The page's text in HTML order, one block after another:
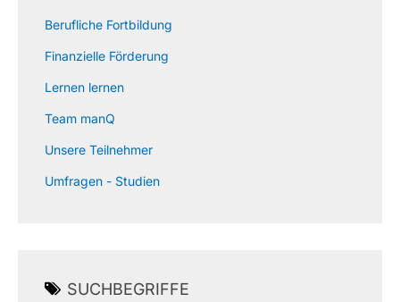
Berufliche Fortbildung
Finanzielle Förderung
Lernen lernen
Team manQ
Unsere Teilnehmer
Umfragen - Studien
SUCHBEGRIFFE